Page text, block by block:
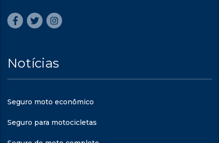
Notícias
Seguro moto econômico
Seguro para motocicletas